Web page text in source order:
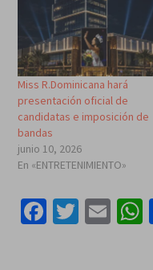
Mayoristas, Santo Domingo,
de 6:00 PM a 12:00 AM.
Inspirado en los sabores
Miss R.Dominicana hará
presentación oficial de
candidatas e imposición de
bandas
junio 10, 2026
En «ENTRETENIMIENTO»
Facebook